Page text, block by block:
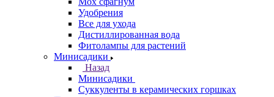
Удобрения
Все для ухода
Дистиллированная вода
Фитолампы для растений
Минисадики
Назад
Минисадики
Суккуленты в керамических горшках